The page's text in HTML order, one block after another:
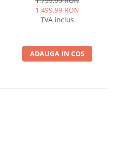
CarPlay & Android Auto
Wireless, MirrorLink,
BGRKITBM004
1.499,99 RON
TVA inclus
ADAUGA IN COS